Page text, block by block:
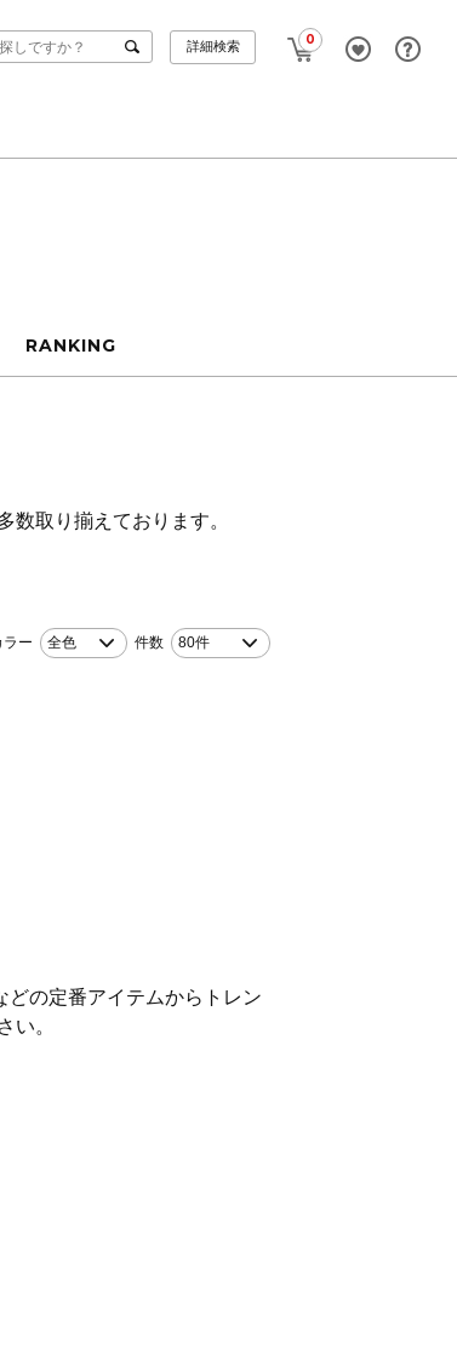
0
詳細検索
RANKING
数取り揃えております。
ラー 全色 件数 80件
どの定番アイテムからトレン
い。